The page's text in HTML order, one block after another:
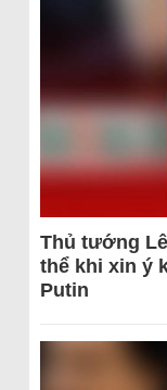
Thủ tướng
thể khi xin ý
Putin